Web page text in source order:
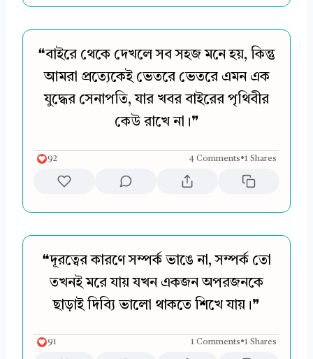
❝বাইরে থেকে দেখলে সব সহজ মনে হয়, কিন্তু
আমরা প্রত্যেকেই ভেতরে ভেতরে এমন এক
যুদ্ধের সেনাপতি, যার খবর বাইরের পৃথিবীর
কেউ রাখে না।❞
92 4 Comments•1 Shares
❝দূরত্বের কারণে সম্পর্ক ভাঙে না, সম্পর্ক তো
তখনই মরে যায় যখন একজন অপরজনকে
ছাড়াই দিব্যি ভালো থাকতে শিখে যায়।❞
91 1 Comments•1 Shares